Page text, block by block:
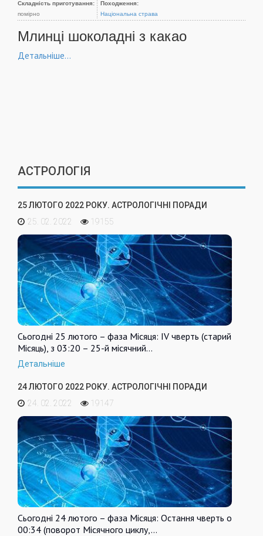
Складність приготування:
помірно
Походження:
Національна страва
Млинці шоколадні з какао
Детальніше...
АСТРОЛОГІЯ
25 ЛЮТОГО 2022 РОКУ. АСТРОЛОГІЧНІ ПОРАДИ
25. 02. 2022
19155
Сьогодні 25 лютого – фаза Місяця: IV чверть (старий
Місяць), з 03:20 – 25-й місячний…
Детальніше
24 ЛЮТОГО 2022 РОКУ. АСТРОЛОГІЧНІ ПОРАДИ
24. 02. 2022
19147
Сьогодні 24 лютого – фаза Місяця: Остання чверть о
00:34 (поворот Місячного циклу,…